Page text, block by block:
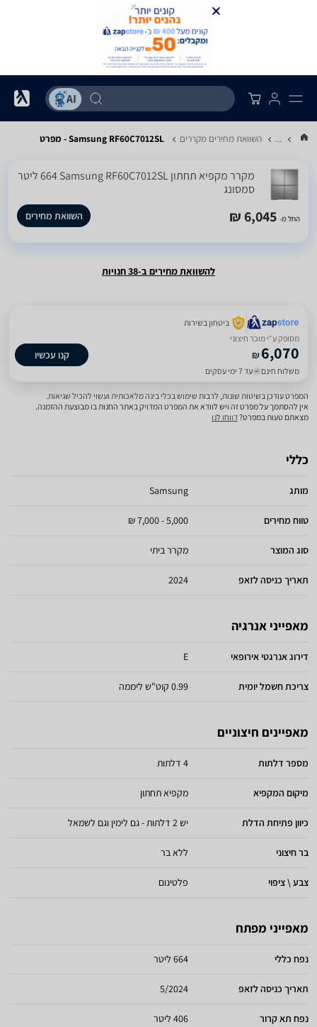
... השוואת מחירים מקררים Samsung RF60C7012SL - מפרט
מקרר ‏מקפיא תחתון Samsung RF60C7012SL ‏664 ‏ליטר
סמסונג
החל מ- 6,045 ₪ השוואת מחירים
להשוואת מחירים ב-38 חנויות
ביטחון בשירות
מסופק ע״י מוכר חיצוני
₪6,070
משלוח חינם עד 7 ימי עסקים
קנו עכשיו
המפרט עודכן בשיטות שונות, לרבות שימוש בכלי בינה מלאכותית ועשוי להכיל שגיאות.
אין להסתמך על מפרט זה ויש לוודא את המפרט המדויק באתר החנות בו מבוצעת ההזמנה.
מצאתם טעות במפרט?דווחו לנו
כללי
מותג Samsung
טווח מחירים 5,000 - 7,000 ₪
סוג המוצר מקרר ביתי
תאריך כניסה לזאפ 2024
מאפייני אנרגיה
דירוג אנרגטי אירופאי E
צריכת חשמל יומית 0.99 קוט"ש ליממה
מאפיינים חיצוניים
מספר דלתות 4 דלתות
מיקום המקפיא מקפיא תחתון
כיוון פתיחת הדלת יש 2 דלתות - גם לימין וגם לשמאל
בר חיצוני ללא בר
צבע \ ציפוי פלטינום
מאפייני מפתח
נפח כללי 664 ליטר
תאריך כניסה לזאפ 5/2024
נפח תא קרור 406 ליטר